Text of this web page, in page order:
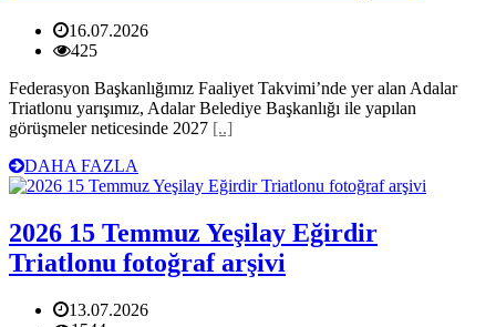
16.07.2026
425
Federasyon Başkanlığımız Faaliyet Takvimi’nde yer alan Adalar
Triatlonu yarışımız, Adalar Belediye Başkanlığı ile yapılan
görüşmeler neticesinde 2027 [..]
DAHA FAZLA
2026 15 Temmuz Yeşilay Eğirdir
Triatlonu fotoğraf arşivi
13.07.2026